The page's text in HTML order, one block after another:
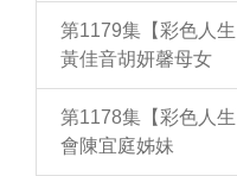
第1179集【彩色人
黃佳音胡妍馨母女
第1178集【彩色人
會陳宜庭姊妹